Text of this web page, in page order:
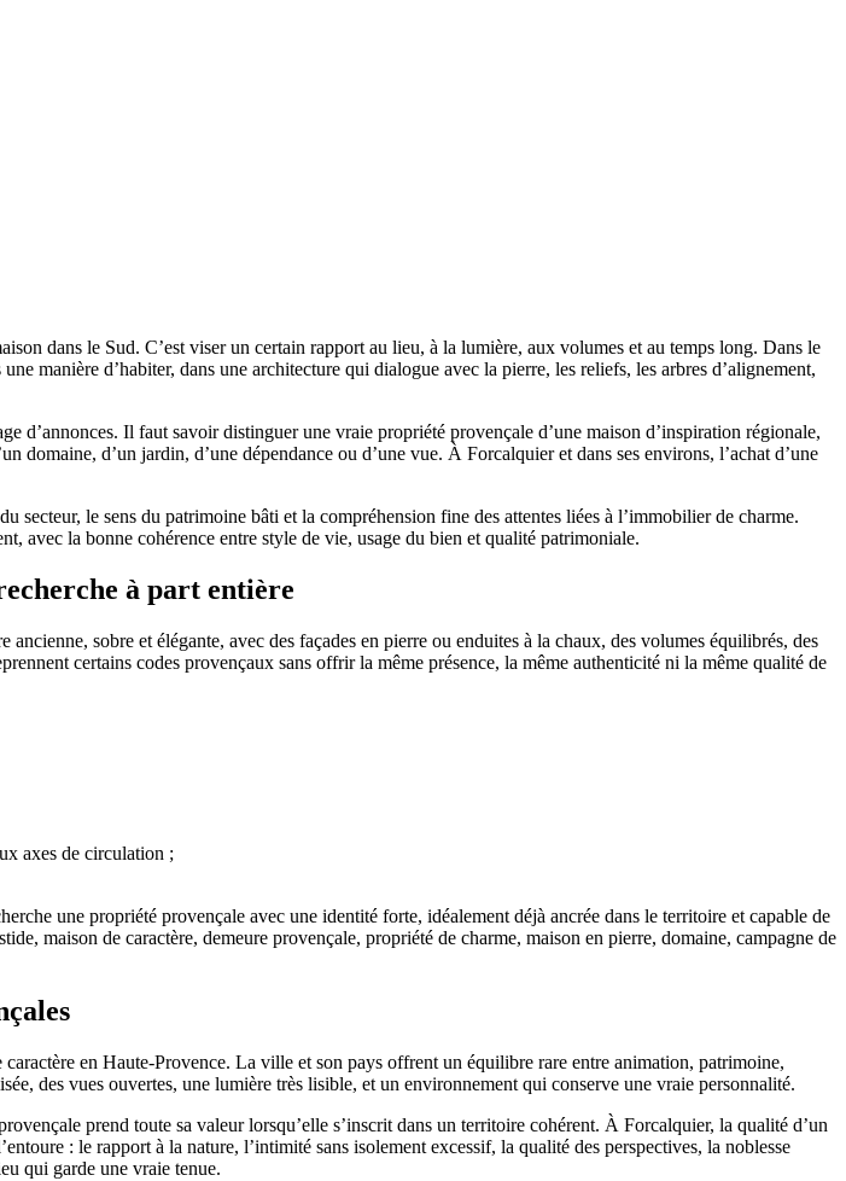
dans le Sud. C’est viser un certain rapport au lieu, à la lumière, aux volumes et au temps long. Dans le
manière d’habiter, dans une architecture qui dialogue avec la pierre, les reliefs, les arbres d’alignement,
d’annonces. Il faut savoir distinguer une vraie propriété provençale d’une maison d’inspiration régionale,
d’un jardin, d’une dépendance ou d’une vue. À Forcalquier et dans ses environs, l’achat d’une
le sens du patrimoine bâti et la compréhension fine des attentes liées à l’immobilier de charme.
avec la bonne cohérence entre style de vie, usage du bien et qualité patrimoniale.
à part entière
sobre et élégante, avec des façades en pierre ou enduites à la chaux, des volumes équilibrés, des
certains codes provençaux sans offrir la même présence, la même authenticité ni la même qualité de
axes de circulation ;
une propriété provençale avec une identité forte, idéalement déjà ancrée dans le territoire et capable de
maison de caractère, demeure provençale, propriété de charme, maison en pierre, domaine, campagne de
en Haute-Provence. La ville et son pays offrent un équilibre rare entre animation, patrimoine,
des vues ouvertes, une lumière très lisible, et un environnement qui conserve une vraie personnalité.
prend toute sa valeur lorsqu’elle s’inscrit dans un territoire cohérent. À Forcalquier, la qualité d’un
: le rapport à la nature, l’intimité sans isolement excessif, la qualité des perspectives, la noblesse
qui garde une vraie tenue.